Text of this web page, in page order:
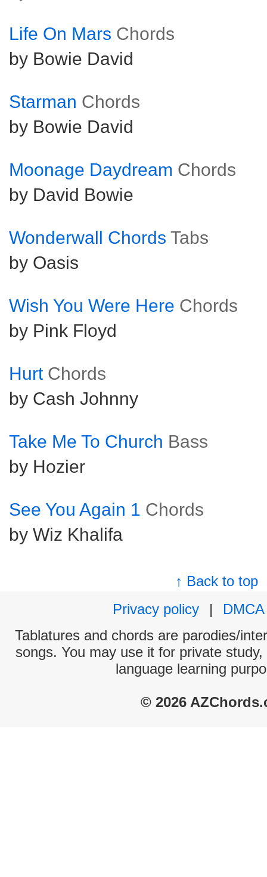
Life On Mars Chords
by Bowie David
Starman Chords
by Bowie David
Moonage Daydream Chords
by David Bowie
Wonderwall Chords Tabs
by Oasis
Wish You Were Here Chords
by Pink Floyd
Hurt Chords
by Cash Johnny
Take Me To Church Bass
by Hozier
See You Again 1 Chords
by Wiz Khalifa
↑ Back to top
Privacy policy
|
DMCA
Tablatures and chords are parodies/
songs. You may use it for private
language learning
© 2026